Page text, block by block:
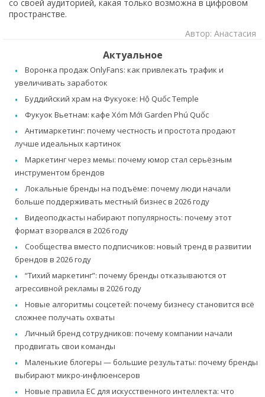
со своей аудиторией, какая только возможна в цифровом
пространстве.
Автор: Анастасия
Актуальное
Воронка продаж OnlyFans: как привлекать трафик и
увеличивать заработок
Буддийский храм на Фукуоке: Hộ Quốc Temple
Фукуок Вьетнам: кафе Xóm Mới Garden Phú Quốc
Антимаркетинг: почему честность и простота продают
лучше идеальных картинок
Маркетинг через мемы: почему юмор стал серьёзным
инструментом брендов
Локальные бренды на подъёме: почему люди начали
больше поддерживать местный бизнес в 2026 году
Видеоподкасты набирают популярность: почему этот
формат взорвался в 2026 году
Сообщества вместо подписчиков: новый тренд в развитии
брендов в 2026 году
“Тихий маркетинг”: почему бренды отказываются от
агрессивной рекламы в 2026 году
Новые алгоритмы соцсетей: почему бизнесу становится всё
сложнее получать охваты
Личный бренд сотрудников: почему компании начали
продвигать свои команды
Маленькие блогеры — большие результаты: почему бренды
выбирают микро-инфлюенсеров
Новые правила ЕС для искусственного интеллекта: что